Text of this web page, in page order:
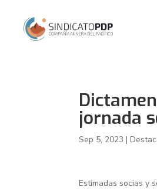
jornada
Sep 5, 2023 |
Estimadas socias y